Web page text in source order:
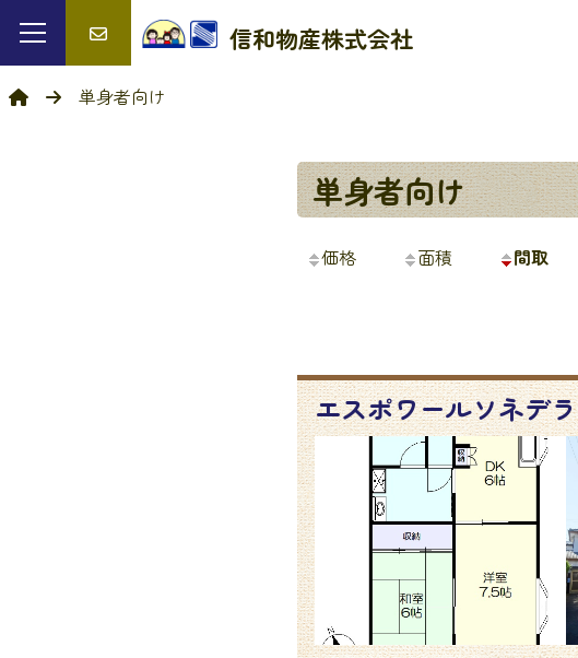
信和物産株式会社
単身者向け
単身者向け
価格 面積 間取
エスポワールソネデラ